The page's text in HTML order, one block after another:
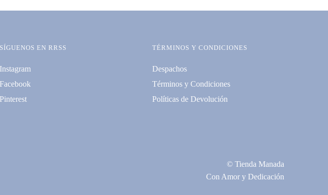
SÍGUENOS EN RRSS
Instagram
Facebook
Pinterest
TÉRMINOS Y CONDICIONES
Despachos
Términos y Condiciones
Políticas de Devolución
© Tienda Manada
Con Amor y Dedicación